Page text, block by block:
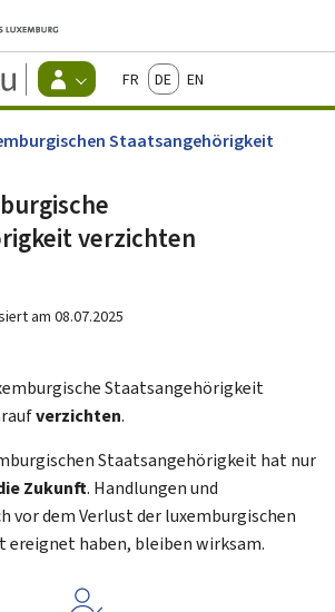
Zum Hauptmenü
Zum Inhalt
Guichet.lu
Changer
d'espace
Menu
actif
FrançaisDeutschEnglish
Staatsangehörigkeit
verzichten
am 08.07.2025
Staatsangehörigkeit
verzichten.
Staatsangehörigkeit hat nur
Zukunft. Handlungen und
vor dem Verlust der luxemburgischen
haben, bleiben wirksam.